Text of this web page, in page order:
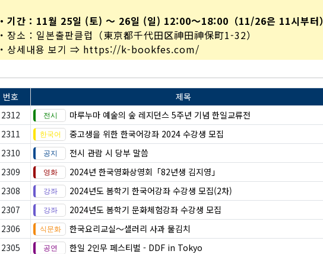
・기간：11월 25일 (토) 〜 26일 (일) 12:00～18:00（11/26은 11시부터）
・장소：일본출판클럽（東京都千代田区神田神保町1-32）
・상세내용 보기 ⇒ https://k-bookfes.com/
번호 제목
2312
마루누마 예술의 숲 레지던스 5주년 기념 한일교류전
2311
중고생을 위한 한국어강좌 2024 수강생 모집
2310
전시 관람 시 당부 말씀
2309
2024년 한국영화상영회「82년생 김지영」
2308
2024년도 봄학기 한국어강좌 수강생 모집(2차)
2307
2024년도 봄학기 문화체험강좌 수강생 모집
2306
한국요리교실〜샐러리 사과 물김치
2305
한일 2인무 페스티벌 - DDF in Tokyo